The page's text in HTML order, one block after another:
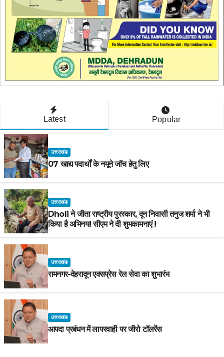
Latest Popular
उत्तराखंड
07 खाद्य पदार्थों के नमूने जॉच हेतु लिए
उत्तराखंड
Dholi ने जीता राष्ट्रीय पुरस्कार, दून निवासी तनुज शर्मा ने भी
किया है अभिनय! सीएम ने दी शुभकामनाएं !
उत्तराखंड
रामनगर-देहरादून एक्सप्रेस रेल सेवा का शुभारंभ
उत्तराखंड
आपदा प्रबंधन में लापरवाही पर जीरो टॉलरेंस